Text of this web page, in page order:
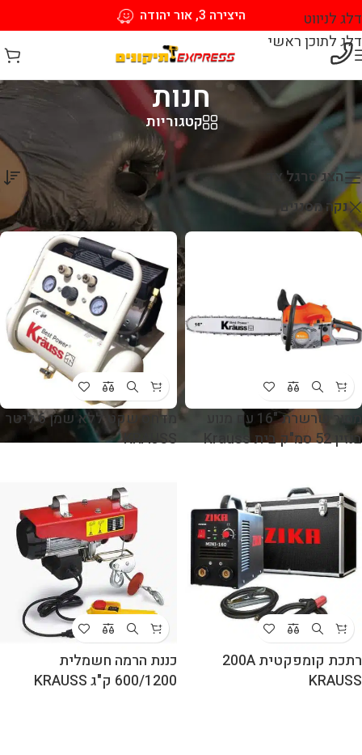
דלג לניווט
דלג לתוכן ראשי
היצירה 3, אור יהודה
חנות
קטגוריות
עמוד הבית/חנות מציגים את כל ⁦4⁩ התוצאות
הצג סרגל צד
נקה מסננים Krauss
מסור שרשרת "16 עם מנוע
בנזין 52 סמ"ק בית Krauss
מדחס שקט ללא שמן 6 ליטר
KRAUSS
רתכת קומפקטית 200A
KRAUSS
כננת הרמה חשמלית
600/1200 ק"ג KRAUSS